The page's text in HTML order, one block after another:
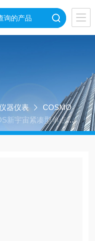
器仪表
COSMO
新宇宙紧凑型单点气